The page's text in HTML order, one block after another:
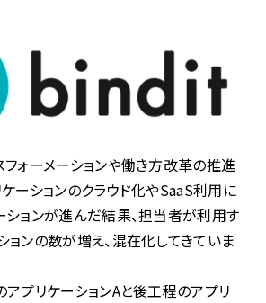
ォーメーションや働き方改革の推進
ケーションのクラウド化やSaaS利用に
ションが進んだ結果、担当者が利用す
ョンの数が増え、混在化してきていま
アプリケーションAと後工程のアプリ